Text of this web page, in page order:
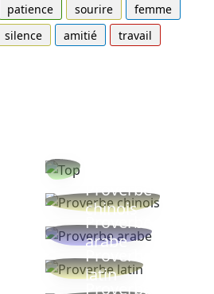
patience sourire
femme
silence amitié
travail
Proverbe
chinois
Proverbe
arabe
Proverbe
latin
Proverbe